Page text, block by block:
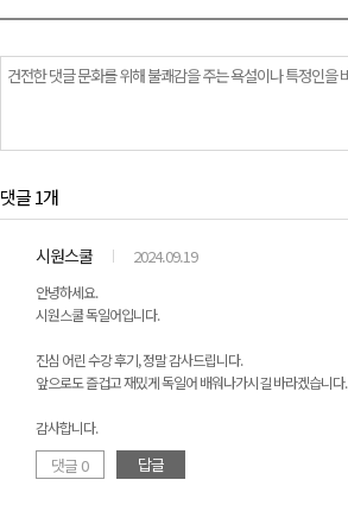
댓글 1개
시원스쿨 2024.09.19
안녕하세요.
시원스쿨 독일어입니다.
진심 어린 수강 후기, 정말 감사드립니다.
앞으로도 즐겁고 재밌게 독일어 배워나가시길 바라겠습니다.
감사합니다.
댓글 0 답글